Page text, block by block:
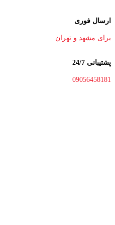
ارسال فوری
برای مشهد و تهران
پشتیبانی 24/7
09056458181